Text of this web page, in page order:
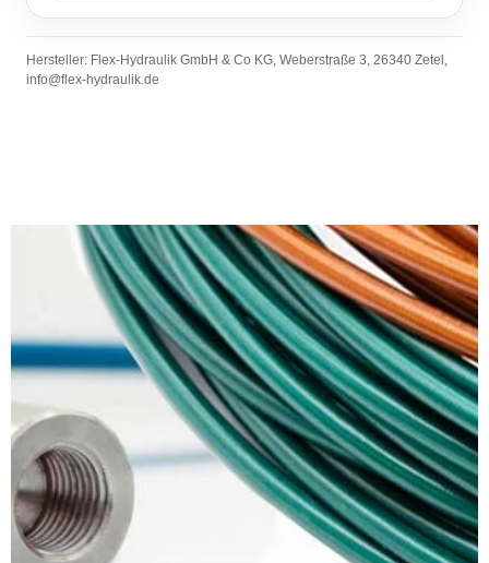
Hersteller: Flex-Hydraulik GmbH & Co KG, Weberstraße 3, 26340 Zetel,
info@flex-hydraulik.de